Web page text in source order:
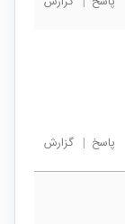
پاسخ | گزارش